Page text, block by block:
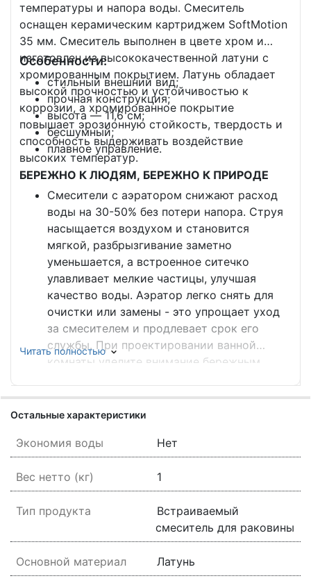
температуры и напора воды. Смеситель
оснащен керамическим картриджем SoftMotion
35 мм. Смеситель выполнен в цвете хром и
изготовлен из высококачественной латуни с
хромированным покрытием. Латунь обладает
высокой прочностью и устойчивостью к
коррозии, а хромированное покрытие
повышает эрозионную стойкость, твердость и
способность выдерживать воздействие
высоких температур.
Особенности:
стильный внешний вид;
прочная конструкция;
высота — 11,6 см;
бесшумный;
плавное управление.
БЕРЕЖНО К ЛЮДЯМ, БЕРЕЖНО К ПРИРОДЕ
Смесители с аэратором снижают расход
воды на 30-50% без потери напора. Струя
насыщается воздухом и становится
мягкой, разбрызгивание заметно
уменьшается, а встроенное ситечко
улавливает мелкие частицы, улучшая
качество воды. Аэратор легко снять для
очистки или замены - это упрощает уход
за смесителем и продлевает срок его
службы. При проектировании ванной
комнаты уделите внимание бережным
комфортом. Водосберегающие смесители
и лейки, энергоэффективное освещение и
коммунальные услуги и снизить
воздействие на окружающую среду. Этот
товар имеет бесплатную расширенную
гарантию от 3 лет. Благодаря
увеличенному периоду бесплатного
сервисного обслуживания вы продлеваете
срок службы товара, экономите на покупке
нового в случае поломки и снижаете
влияние на окружающую среду.
Читать полностью
Остальные характеристики
Экономия воды Нет
Вес нетто (кг) 1
Тип продукта
Встраиваемый
смеситель для раковины
Основной материал Латунь